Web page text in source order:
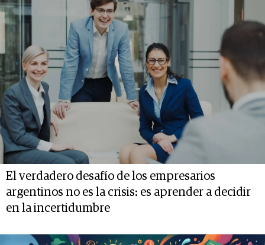
El verdadero desafío de los empresarios
argentinos no es la crisis: es aprender a decidir
en la incertidumbre